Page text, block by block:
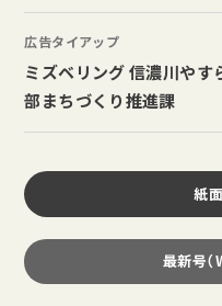
広告タイアップ
ミズベリング 信濃川や
部まちづくり推進課
紙
最新号（